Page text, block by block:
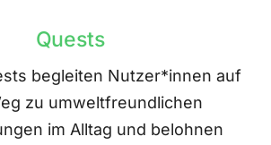
Quests
begleiten Nutzer*innen auf
zu umweltfreundlichen
im Alltag und belohnen